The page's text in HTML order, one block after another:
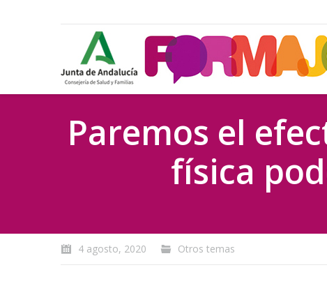
Paremos el
física
4 agosto, 2020 Otros temas